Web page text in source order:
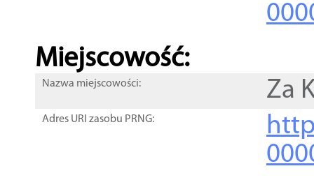
Miejscowość:
Nazwa miejscowości: Za
Adres URI zasobu PRNG: